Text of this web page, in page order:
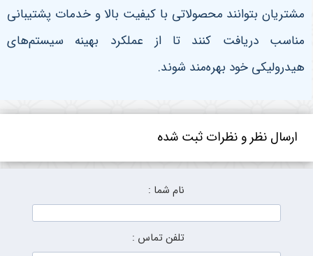
مشتریان بتوانند محصولاتی با کیفیت بالا و خدمات پشتیبانی
مناسب دریافت کنند تا از عملکرد بهینه سیستم‌های
هیدرولیکی خود بهره‌مند شوند.
ارسال نظر و نظرات ثبت شده
نام شما :
تلفن تماس :